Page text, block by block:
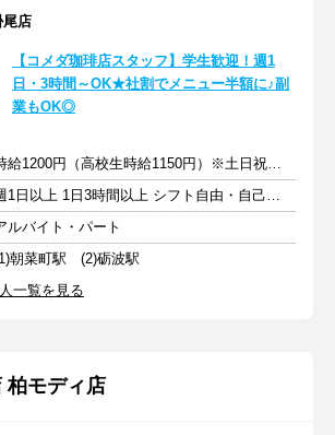
尾店
【コメダ珈琲店スタッフ】学生歓迎！週1
日・3時間～OK★社割でメニュー半額に♪副
業もOK◎
時給1200円（高校生時給1150円）※土日祝は時給＋50円
週1日以上 1日3時間以上 シフト自由・自己申告
ルバイト・パート
朝菜町駅 (2)砺波駅
一覧を見る
柏モディ店